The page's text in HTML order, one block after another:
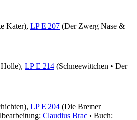
Kater), LP E 207 (Der Zwerg Nase &
Holle), LP E 214 (Schneewittchen • Der
LP E 204 (Die Bremer
Claudius Brac • Buch: